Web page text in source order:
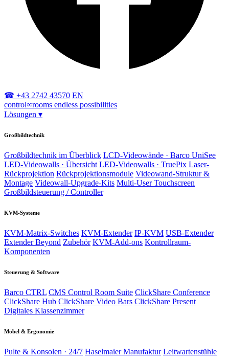
☎ +43 2742 43570 EN
control∞rooms endless possibilities
Lösungen ▾
Großbildtechnik
Großbildtechnik im Überblick LCD-Videowände · Barco UniSee
LED-Videowalls · Übersicht LED-Videowalls · TruePix Laser-
Rückprojektion Rückprojektionsmodule Videowand-Struktur &
Montage Videowall-Upgrade-Kits Multi-User Touchscreen
Großbildsteuerung / Controller
KVM-Systeme
KVM-Matrix-Switches KVM-Extender IP-KVM USB-Extender
Extender Beyond Zubehör KVM-Add-ons Kontrollraum-
Komponenten
Steuerung & Software
Barco CTRL CMS Control Room Suite ClickShare Conference
ClickShare Hub ClickShare Video Bars ClickShare Present
Digitales Klassenzimmer
Möbel & Ergonomie
Pulte & Konsolen · 24/7 Haselmaier Manufaktur Leitwartenstühle